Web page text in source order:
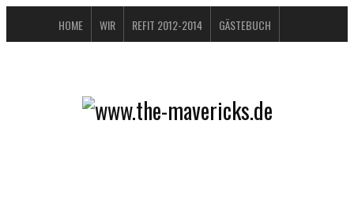
HOME WIR REFIT 2012-2014 GÄSTEBUCH
DATENSCHUTZERKLÄRUNG